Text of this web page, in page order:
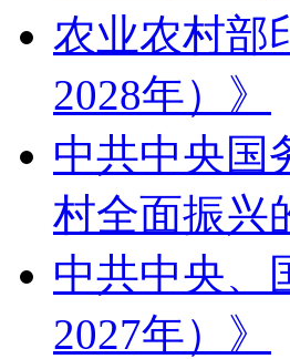
农业农村部
2028年）》
中共中央国
村全面振兴
中共中央、
2027年）》